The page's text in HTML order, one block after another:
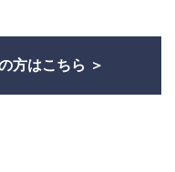
方はこちら